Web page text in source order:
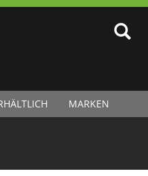
MARKEN